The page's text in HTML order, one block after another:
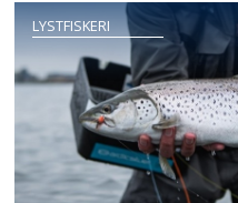
LYSTFISKERI